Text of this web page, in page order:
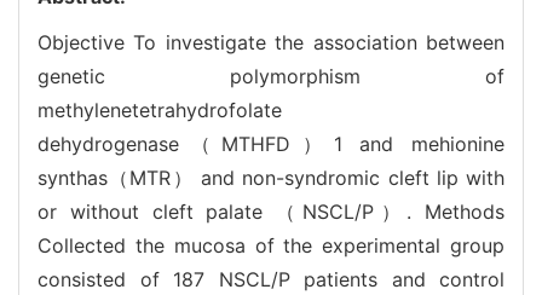
Objective To investigate the association between
genetic polymorphism of
methylenetetrahydrofolate
dehydrogenase（MTHFD）1 and mehionine
synthas（MTR） and non-syndromic cleft lip with
or without cleft palate （NSCL/P）. Methods
Collected the mucosa of the experimental group
consisted of 187 NSCL/P patients and control